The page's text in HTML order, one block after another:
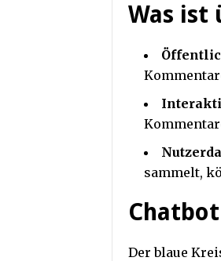
Was ist
sammelt,
Der blaue